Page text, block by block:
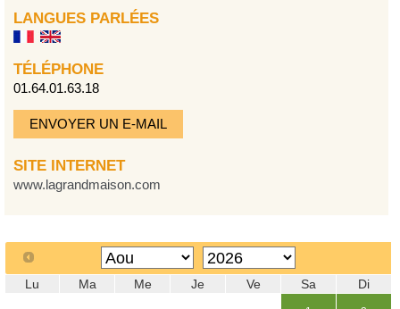
LANGUES PARLÉES
TÉLÉPHONE
01.64.01.63.18
ENVOYER UN E-MAIL
SITE INTERNET
www.lagrandmaison.com
Lu Ma Me Je Ve Sa Di